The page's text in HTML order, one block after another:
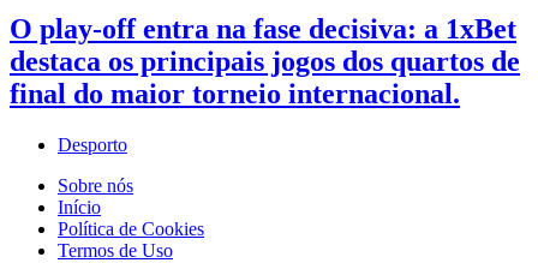
O play-off entra na fase decisiva: a 1xBet
destaca os principais jogos dos quartos de
final do maior torneio internacional.
Desporto
Sobre nós
Início
Política de Cookies
Termos de Uso